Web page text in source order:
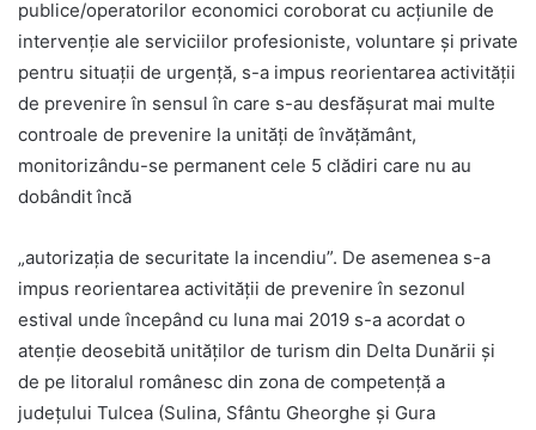
publice/operatorilor economici coroborat cu acţiunile de
intervenţie ale serviciilor profesioniste, voluntare şi private
pentru situaţii de urgenţă, s-a impus reorientarea activităţii
de prevenire în sensul în care s-au desfăşurat mai multe
controale de prevenire la unităţi de învăţământ,
monitorizându-se permanent cele 5 clădiri care nu au
dobândit încă
„autorizaţia de securitate la incendiu”. De asemenea s-a
impus reorientarea activităţii de prevenire în sezonul
estival unde începând cu luna mai 2019 s-a acordat o
atenţie deosebită unităţilor de turism din Delta Dunării şi
de pe litoralul românesc din zona de competenţă a
judeţului Tulcea (Sulina, Sfântu Gheorghe şi Gura